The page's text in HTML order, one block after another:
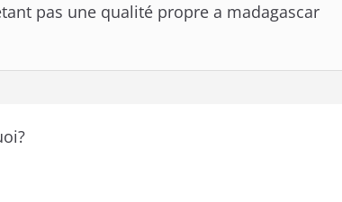
pas une qualité propre a madagascar